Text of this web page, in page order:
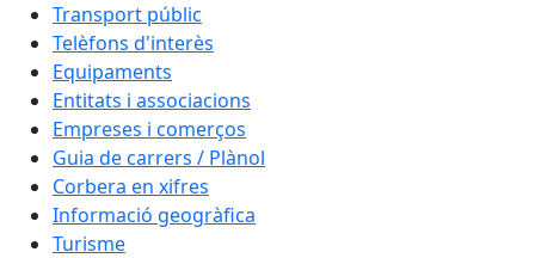
Transport públic
Telèfons d'interès
Equipaments
Entitats i associacions
Empreses i comerços
Guia de carrers / Plànol
Corbera en xifres
Informació geogràfica
Turisme